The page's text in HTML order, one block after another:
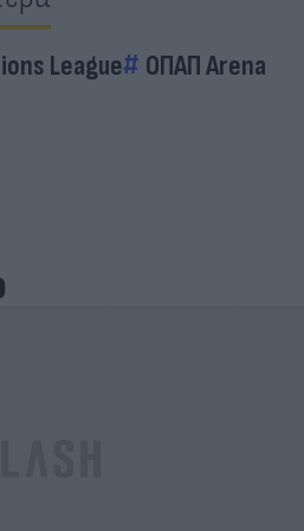
League ΟΠΑΠ Arena